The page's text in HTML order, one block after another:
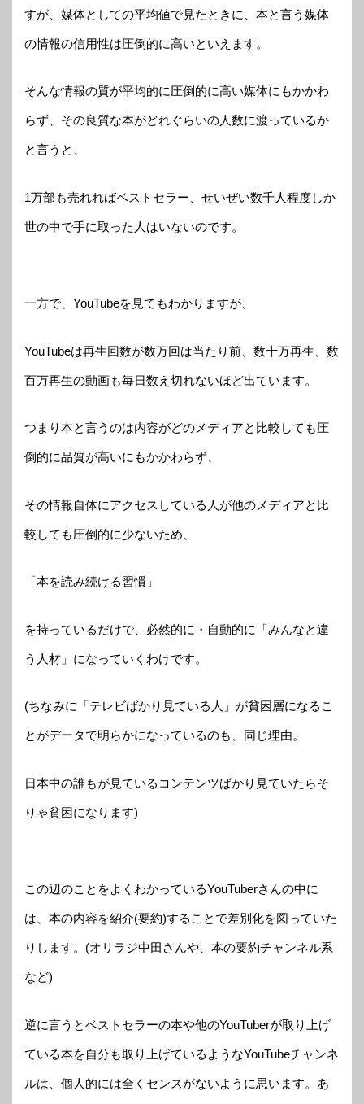
すが、媒体としての平均値で見たときに、本と言う媒体
の情報の信用性は圧倒的に高いといえます。
そんな情報の質が平均的に圧倒的に高い媒体にもかかわ
らず、その良質な本がどれぐらいの人数に渡っているか
と言うと、
1万部も売れればベストセラー、せいぜい数千人程度しか
世の中で手に取った人はいないのです。
一方で、YouTubeを見てもわかりますが、
YouTubeは再生回数が数万回は当たり前、数十万再生、数
百万再生の動画も毎日数え切れないほど出ています。
つまり本と言うのは内容がどのメディアと比較しても圧
倒的に品質が高いにもかかわらず、
その情報自体にアクセスしている人が他のメディアと比
較しても圧倒的に少ないため、
「本を読み続ける習慣」
を持っているだけで、必然的に・自動的に「みんなと違
う人材」になっていくわけです。
(ちなみに「テレビばかり見ている人」が貧困層になるこ
とがデータで明らかになっているのも、同じ理由。
日本中の誰もが見ているコンテンツばかり見ていたらそ
りゃ貧困になります)
この辺のことをよくわかっているYouTuberさんの中に
は、本の内容を紹介(要約)することで差別化を図っていた
りします。(オリラジ中田さんや、本の要約チャンネル系
など)
逆に言うとベストセラーの本や他のYouTuberが取り上げ
ている本を自分も取り上げているようなYouTubeチャンネ
ルは、個人的には全くセンスがないように思います。あ